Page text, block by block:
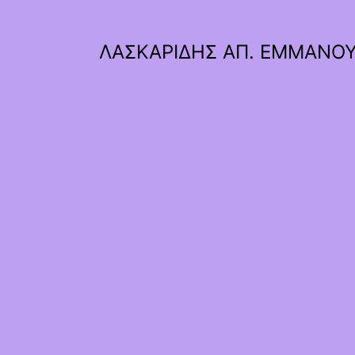
ΛΑΣΚΑΡΙΔΗΣ ΑΠ.